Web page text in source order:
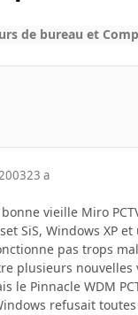
de bureau et
23 a
vieille Miro
SiS, Windows XP et
pas trops
plusieurs nouvelles
le Pinnacle WDM
refusait